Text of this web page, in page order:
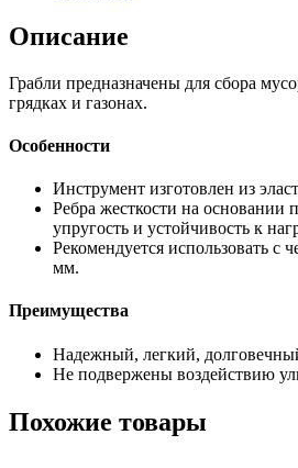
Описание
Грабли предназначены для сбора
грядках и газонах.
Особенности
Инструмент изготовлен из
Ребра жесткости на основании
упругость и устойчивость к
Рекомендуется использовать с
мм.
Преимущества
Надежный, легкий,
Не подвержены воздействию
Похожие товары